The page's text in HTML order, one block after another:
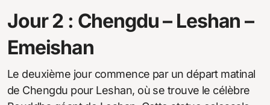
Jour 2 : Chengdu – Leshan –
Emeishan
Le deuxième jour commence par un départ matinal
de Chengdu pour Leshan, où se trouve le célèbre